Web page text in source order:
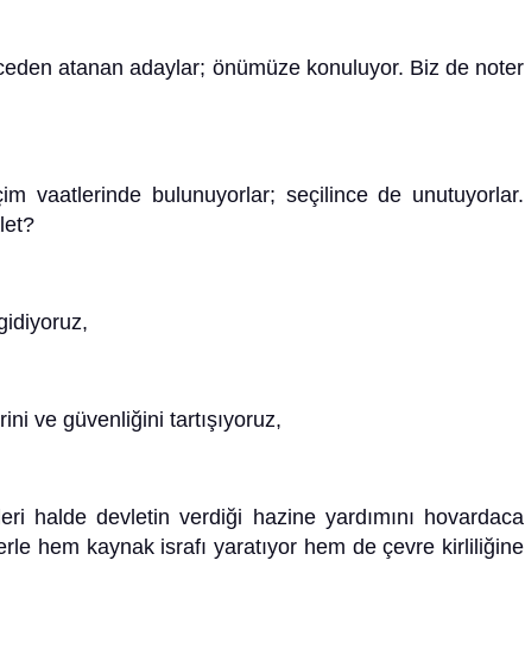
atanan adaylar; önümüze konuluyor. Biz de noter
vaatlerinde bulunuyorlar; seçilince de unutuyorlar.
ve güvenliğini tartışıyoruz,
halde devletin verdiği hazine yardımını hovardaca
hem kaynak israfı yaratıyor hem de çevre kirliliğine